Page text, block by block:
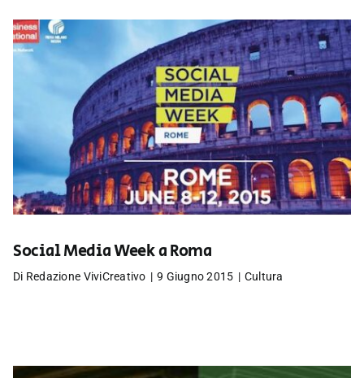
Social Media Week a Roma
Di Redazione ViviCreativo | 9 Giugno 2015 | Cultura